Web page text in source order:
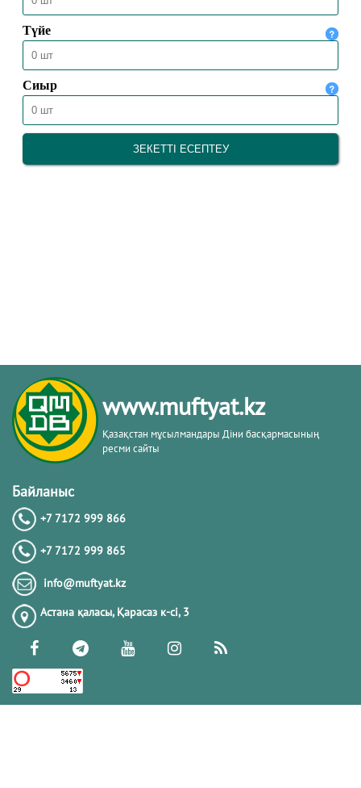
www.muftyat.kz
Қазақстан мұсылмандары Діни басқармасының
ресми сайты
Байланыс
+7 7172 999 866
+7 7172 999 865
info@muftyat.kz
Астана қаласы, Қарасаз к-сi, 3